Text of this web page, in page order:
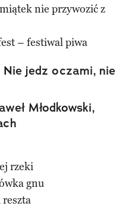
nie przywozić z
– festiwal piwa
jedz oczami, nie
Młodkowski,
rzeki
gnu